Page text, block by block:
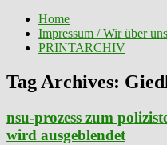
Home
Impressum / Wir über uns
PRINTARCHIV
Tag Archives:
nsu-prozess zum
wird ausgeblendet